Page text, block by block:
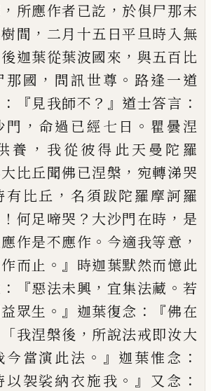
， 所應作者已訖 ， 於俱尸那末
間 ， 二月十五日平旦時入無
迦葉從葉波國來 ， 與五百比
那國 ， 問訊世尊 。路逢一道
：『 見我師不 ？』 道士答言 ：
門 ， 命過已經七日 。 瞿曇涅
養 ， 我從彼得此天曼陀羅
大比丘聞佛已涅槃 ， 宛轉涕哭
有比丘 ， 名 須跋陀羅摩訶羅
！ 何足啼哭 ？ 大沙門在時 ， 是
作是不應作 。 今適我等意 ，
而止 。』 時迦葉默然而憶此
：『惡法未興 ， 宜集法藏 。 若
眾生 。』 迦葉復念 ：『佛在
「我涅槃後 ， 所說法戒即汝大
今當演此法 。』 迦葉惟念 ：
以袈裟納衣施我 。』 又念 ：